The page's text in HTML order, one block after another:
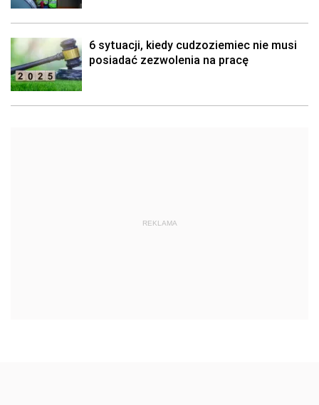
6 sytuacji, kiedy cudzoziemiec nie musi
posiadać zezwolenia na pracę
REKLAMA